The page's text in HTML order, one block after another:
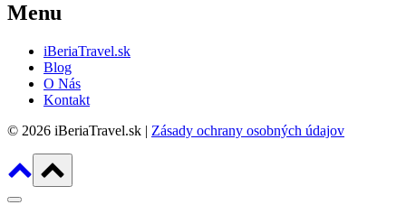
Menu
iBeriaTravel.sk
Blog
O Nás
Kontakt
© 2026 iBeriaTravel.sk | Zásady ochrany osobných údajov